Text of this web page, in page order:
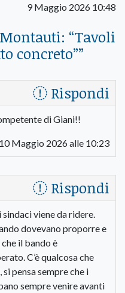
9 Maggio 2026 10:48
“Tavoli
concreto””
Rispondi
di Giani!!
10 Maggio 2026 alle 10:23
Rispondi
viene da ridere.
dovevano proporre e
il bando è
C’è qualcosa che
si pensa sempre che i
sempre venire avanti